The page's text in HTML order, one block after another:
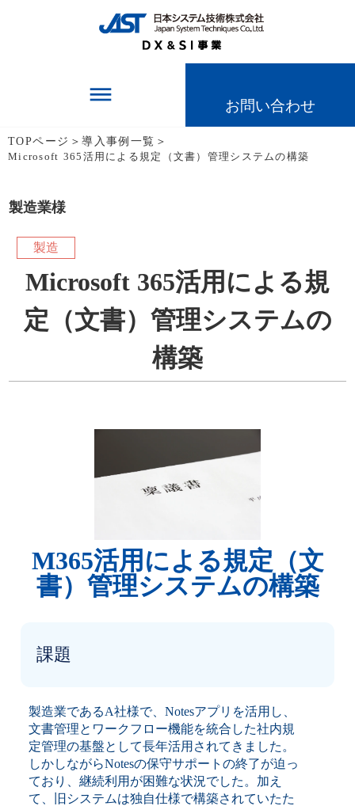
TOPページ ＞導入事例一覧 ＞
Microsoft 365活用による規定（文書）管理システムの構築
dehaze お問い合わせ
製造業様
製造
Microsoft 365活用による規
定（文書）管理システムの
構築
M365活用による規定（文
書）管理システムの構築
課題
製造業であるA社様で、Notesアプリを活用し、
文書管理とワークフロー機能を統合した社内規
定管理の基盤として長年活用されてきました。
しかしながらNotesの保守サポートの終了が迫っ
ており、継続利用が困難な状況でした。加え
て、旧システムは独自仕様で構築されていたた